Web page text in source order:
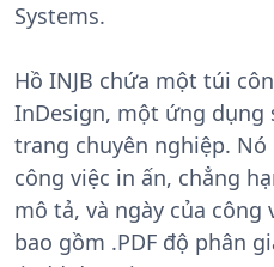
Systems.
Hồ INJB chứa một túi
InDesign, một ứng dụng
trang chuyên nghiệp.
công việc in ấn, chẳng
mô tả, và ngày của công
bao gồm .PDF độ phân